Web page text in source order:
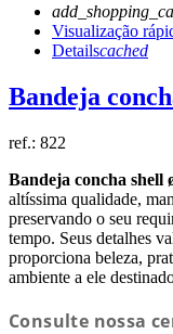
Visualização
Detailscached
Bandeja
ref.: 822
Bandeja concha shell
altíssima qualidade,
preservando o seu
tempo. Seus detalhes
proporciona beleza,
ambiente a ele
Consulte nossa